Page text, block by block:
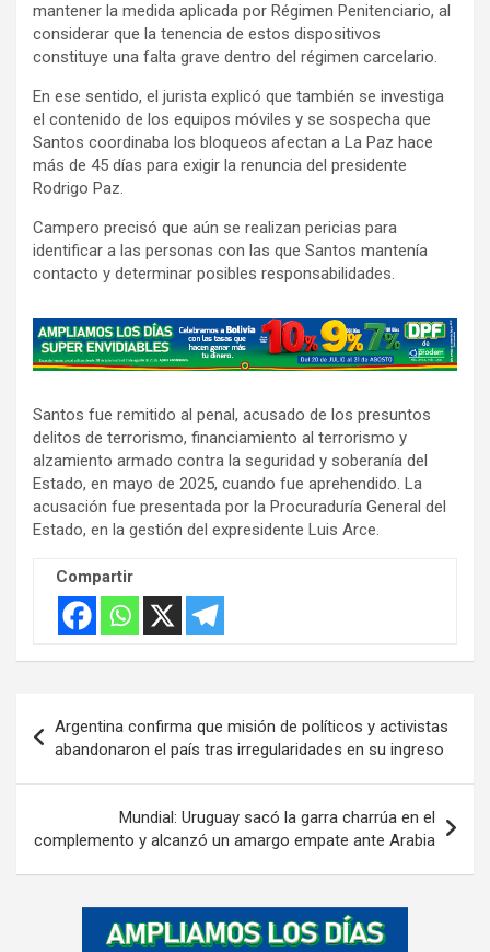
mantener la medida aplicada por Régimen Penitenciario, al
considerar que la tenencia de estos dispositivos
constituye una falta grave dentro del régimen carcelario.
En ese sentido, el jurista explicó que también se investiga
el contenido de los equipos móviles y se sospecha que
Santos coordinaba los bloqueos afectan a La Paz hace
más de 45 días para exigir la renuncia del presidente
Rodrigo Paz.
Campero precisó que aún se realizan pericias para
identificar a las personas con las que Santos mantenía
contacto y determinar posibles responsabilidades.
A
d
e
r
t
i
s
m
Santos fue remitido al penal, acusado de los presuntos
delitos de terrorismo, financiamiento al terrorismo y
alzamiento armado contra la seguridad y soberanía del
Estado, en mayo de 2025, cuando fue aprehendido. La
acusación fue presentada por la Procuraduría General del
Estado, en la gestión del expresidente Luis Arce.
Compartir
de
entradas
Argentina confirma que misión de políticos y activistas
abandonaron el país tras irregularidades en su ingreso
Mundial: Uruguay sacó la garra charrúa en el
complemento y alcanzó un amargo empate ante Arabia